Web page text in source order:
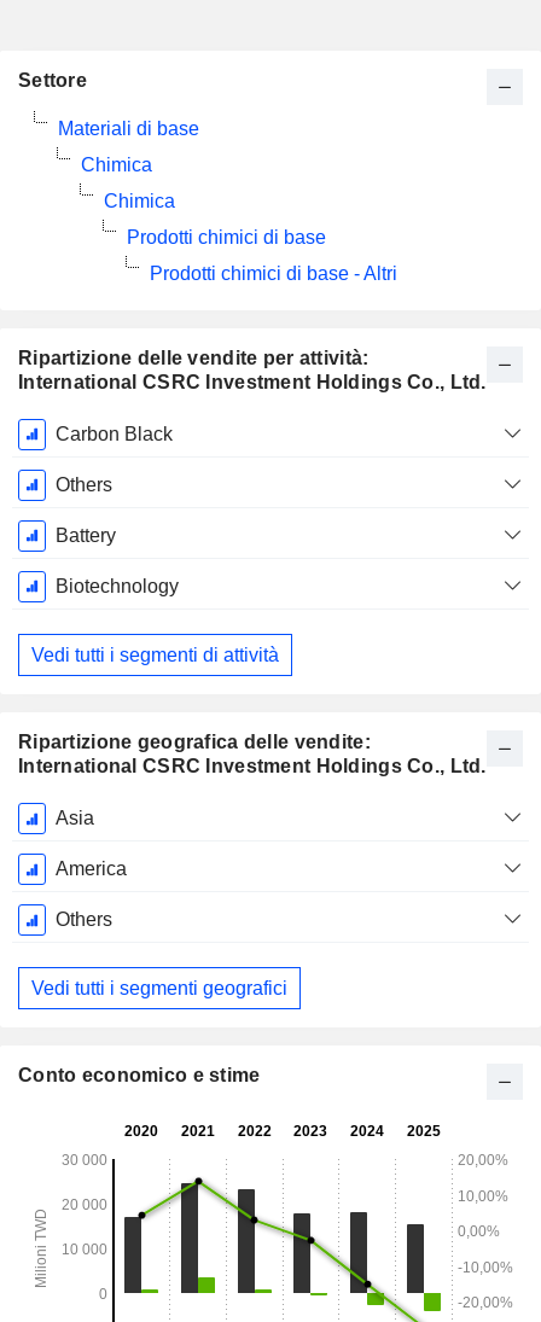
Ripartizione delle vendite per attività:
International CSRC Investment Holdings Co., Ltd.
Periodo
Fiscale:
Dicembre
Carbon Black
Others
Battery
Biotechnology
Vedi tutti i segmenti di attività
Ripartizione geografica delle vendite:
International CSRC Investment Holdings Co., Ltd.
Periodo
Fiscale:
Dicembre
Asia
America
Others
Vedi tutti i segmenti geografici
Settore
Materiali di base
Chimica
Chimica
Prodotti chimici di base
Prodotti chimici di base - Altri
Conto economico e stime